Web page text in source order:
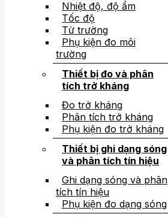
Nhiệt độ, độ ẩm
Tốc độ
Từ trường
Phụ kiện đo môi
trường
Thiết bị đo và phân
tích trở kháng
Đo trở kháng
Phân tích trở kháng
Phụ kiện đo trở kháng
Thiết bị ghi dạng sóng
và phân tích tín hiệu
Ghi dạng sóng và phân
tích tín hiệu
Phụ kiện đo dạng sóng